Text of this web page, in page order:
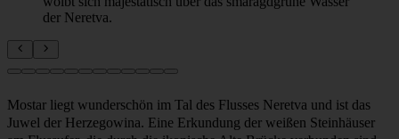
der Neretva.
Mostar liegt wunderschön im Tal des Flusses Neretva und ist das
Juwel der Herzegowina. Eine Erkundung der weißen Steinhäuser